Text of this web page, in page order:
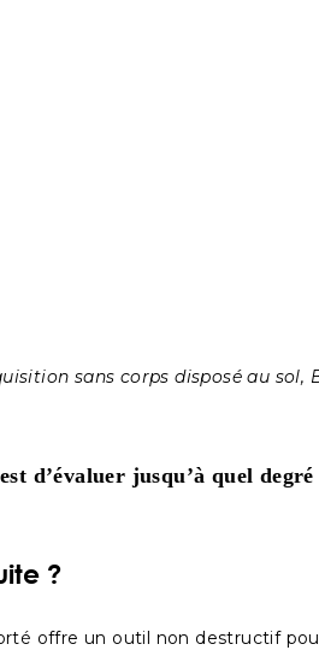
sans corps disposé au
d’évaluer jusqu’à quel
?
offre un outil non destructif